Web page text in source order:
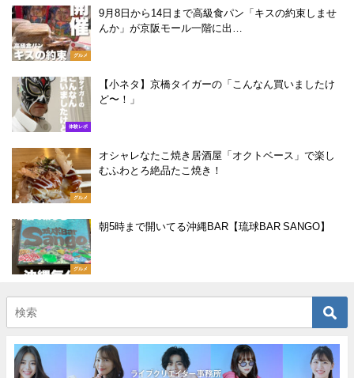
グルメ
9月8日から14日まで高級食パン「キスの約束しませ
んか」が京阪モール一階に出…
体験レポ
【小ネタ】京橋タイガーの「こんなん買いましたけ
ど〜！」
グルメ
オシャレなたこ焼き居酒屋「オクトベース」で楽し
むふわとろ絶品たこ焼き！
グルメ
朝5時まで開いてる沖縄BAR【琉球BAR SANGO】